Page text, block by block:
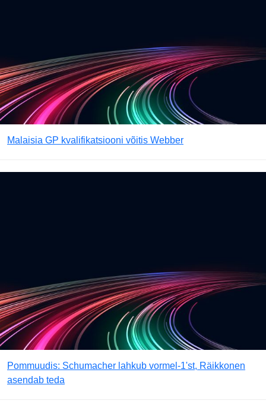
Malaisia GP kvalifikatsiooni võitis Webber
Pommuudis: Schumacher lahkub vormel-1'st, Räikkonen
asendab teda